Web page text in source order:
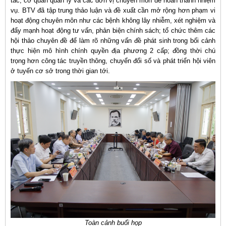
vụ. BTV đã tập trung thảo luận và đề xuất cần mở rộng hơn phạm vi
hoạt động chuyên môn như các bệnh không lây nhiễm, xét nghiệm và
đẩy mạnh hoạt động tư vấn, phản biện chính sách; tổ chức thêm các
hội thảo chuyên đề để làm rõ những vấn đề phát sinh trong bối cảnh
thực hiện mô hình chính quyền địa phương 2 cấp; đồng thời chú
trọng hơn công tác truyền thông, chuyển đổi số và phát triển hội viên
ở tuyến cơ sở trong thời gian tới.
Toàn cảnh buổi họp